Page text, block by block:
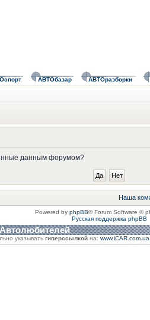
АВТОбазар АВТОразборки
данным форумом?
Наша
Powered by phpBB® Forum Software ©
Русская поддержка phpBB
указывать гиперссылкой на: www.iCAR.com.ua